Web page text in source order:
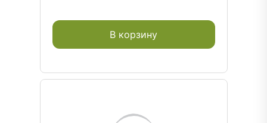
В корзину